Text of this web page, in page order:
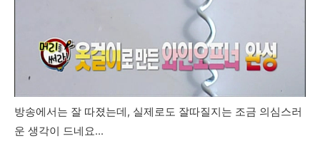
방송에서는 잘 따졌는데, 실제로도 잘따질지는 조금 의심스러
운 생각이 드네요...